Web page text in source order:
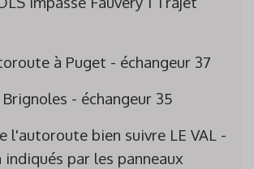
à Puget - échangeur 37
Brignoles - échangeur 35
l'autoroute bien suivre LE VAL -
indiqués par les panneaux